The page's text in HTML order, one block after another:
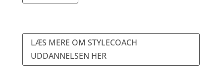
LÆS MERE OM STYLECOACH
UDDANNELSEN HER